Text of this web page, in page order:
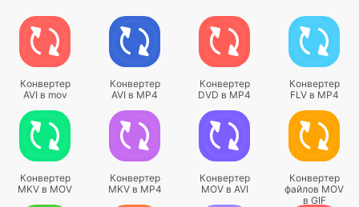
Конвертер
AVI в mov
Конвертер
AVI в MP4
Конвертер
DVD в MP4
Конвертер
FLV в MP4
Конвертер
MKV в MOV
Конвертер
MKV в MP4
Конвертер
MOV в AVI
Конвертер
файлов MOV
в GIF